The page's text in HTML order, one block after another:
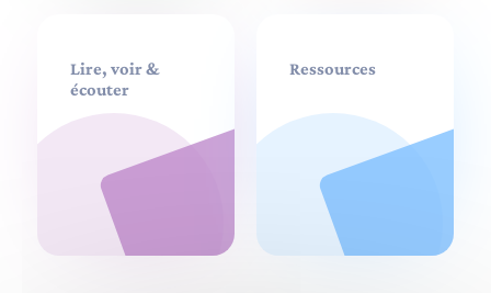
Lire, voir &
écouter
Ressources